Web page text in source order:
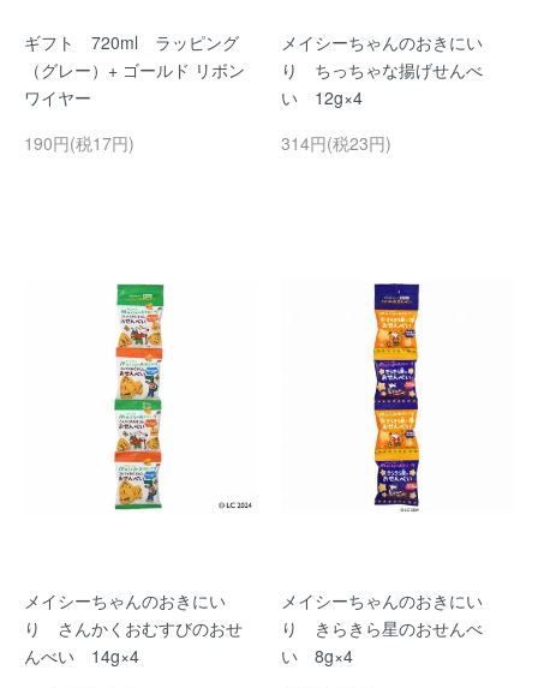
ギフト 720ml ラッピング
（グレー）+ ゴールド リボン
ワイヤー
190円(税17円)
メイシーちゃんのおきにい
り ちっちゃな揚げせんべ
い 12g×4
314円(税23円)
メイシーちゃんのおきにい
り さんかくおむすびのおせ
んべい 14g×4
メイシーちゃんのおきにい
り きらきら星のおせんべ
い 8g×4